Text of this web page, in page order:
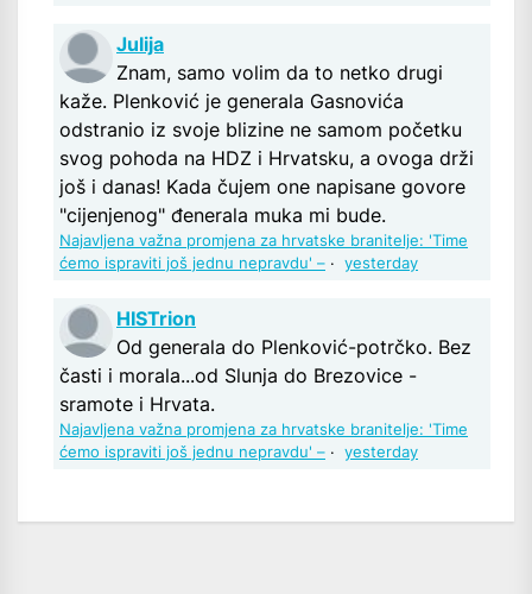
Julija
Znam, samo volim da to netko drugi
kaže. Plenković je generala Gasnovića
odstranio iz svoje blizine ne samom početku
svog pohoda na HDZ i Hrvatsku, a ovoga drži
još i danas! Kada čujem one napisane govore
"cijenjenog" đenerala muka mi bude.
Najavljena važna promjena za hrvatske branitelje: 'Time
ćemo ispraviti još jednu nepravdu' – · yesterday
HISTrion
Od generala do Plenković-potrčko. Bez
časti i morala...od Slunja do Brezovice -
sramote i Hrvata.
Najavljena važna promjena za hrvatske branitelje: 'Time
ćemo ispraviti još jednu nepravdu' – · yesterday